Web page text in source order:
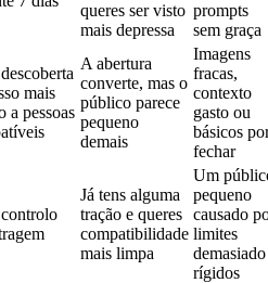
queres ser visto
mais depressa
prompts
sem graça
mais
a pessoas
A abertura
converte, mas o
público parece
pequeno
demais
Imagens
fracas,
contexto
gasto ou
básicos
fechar
Já tens alguma
tração e queres
compatibilidade
mais limpa
Um
pequeno
causado
limites
demasiado
rígidos